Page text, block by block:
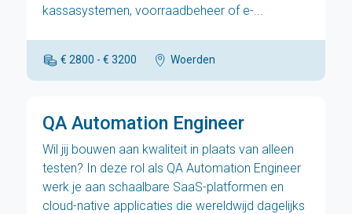
kassasystemen, voorraadbeheer of e-...
€ 2800 - € 3200 Woerden
QA Automation Engineer
Wil jij bouwen aan kwaliteit in plaats van alleen
testen? In deze rol als QA Automation Engineer
werk je aan schaalbare SaaS-platformen en
cloud-native applicaties die wereldwijd dagelijks